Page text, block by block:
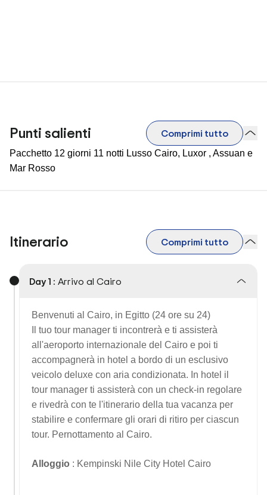
Punti salienti Comprimi tutto
Pacchetto 12 giorni 11 notti Lusso Cairo, Luxor , Assuan e
Mar Rosso
Itinerario Comprimi tutto
Day 1 : Arrivo al Cairo
Benvenuti al Cairo, in Egitto (24 ore su 24)
Il tuo tour manager ti incontrerà e ti assisterà
all'aeroporto internazionale del Cairo e poi ti
accompagnerà in hotel a bordo di un esclusivo
veicolo deluxe con aria condizionata. In hotel il
tour manager ti assisterà con un check-in regolare
e rivedrà con te l'itinerario della tua vacanza per
stabilire e confermare gli orari di ritiro per ciascun
tour. Pernottamento al Cairo.
Alloggio : Kempinski Nile City Hotel Cairo